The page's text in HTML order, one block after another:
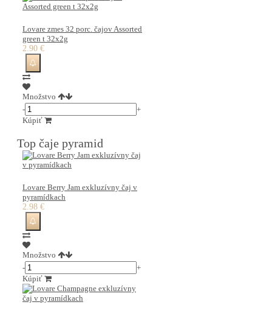
Lovare zmes 32 porc. čajov Assorted
green t 32x2g
2.90 €
Množstvo
-
+
Kúpiť
Top čaje pyramid
Lovare Berry Jam exkluzívny čaj v
pyramídkach
2.98 €
Množstvo
-
+
Kúpiť